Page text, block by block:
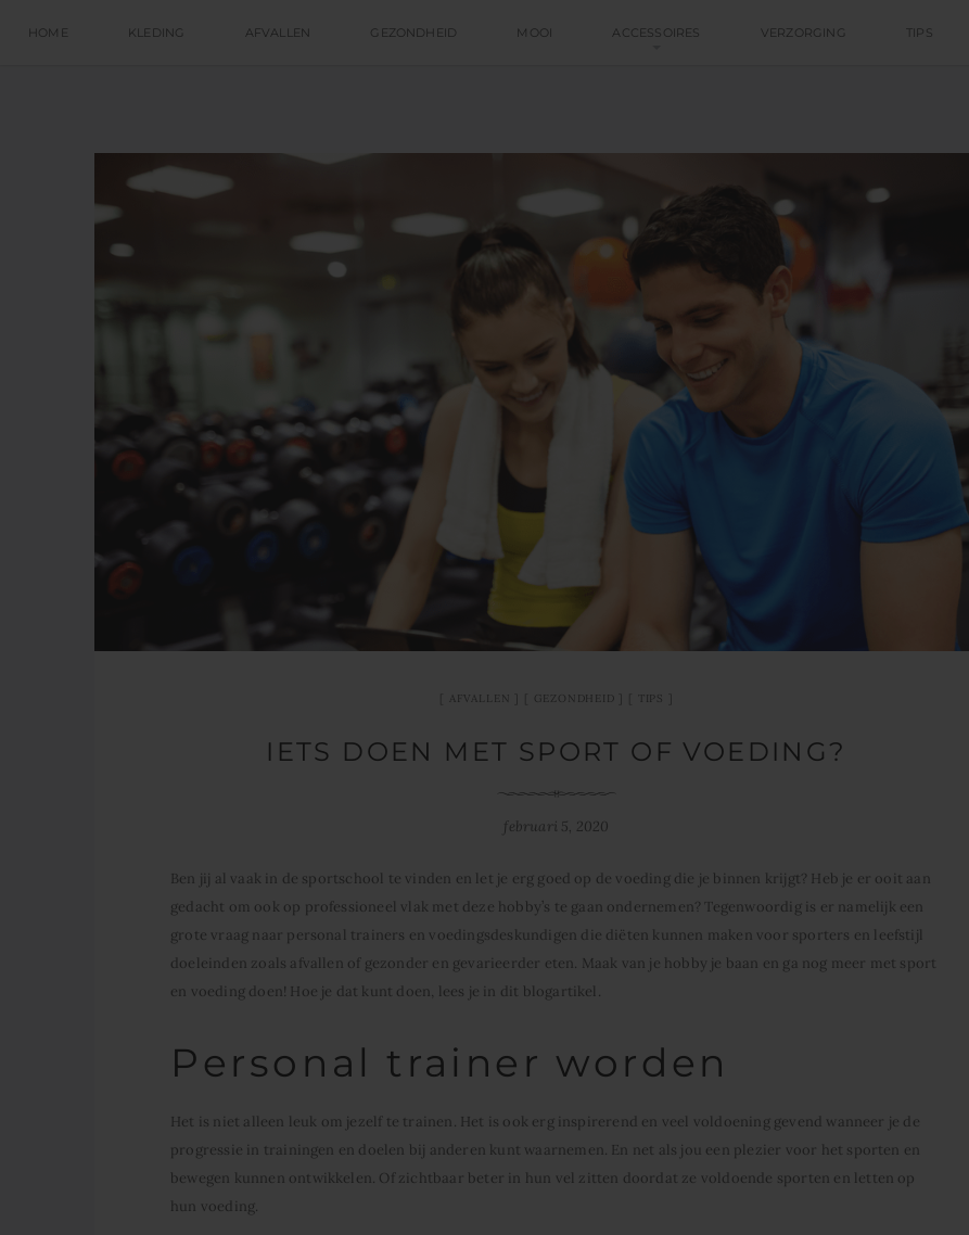
HOME KLEDING AFVALLEN GEZONDHEID MOOI ACCESSOIRES VERZORGING TIPS
AFVALLEN GEZONDHEID TIPS
IETS DOEN MET SPORT OF VOEDING?
februari 5, 2020
Ben jij al vaak in de sportschool te vinden en let je erg goed op de voeding die je binnen krijgt? Heb je er ooit aan
gedacht om ook op professioneel vlak met deze hobby’s te gaan ondernemen? Tegenwoordig is er namelijk een
grote vraag naar personal trainers en voedingsdeskundigen die diëten kunnen maken voor sporters en leefstijl
doeleinden zoals afvallen of gezonder en gevarieerder eten. Maak van je hobby je baan en ga nog meer met sport
en voeding doen! Hoe je dat kunt doen, lees je in dit blogartikel.
Personal trainer worden
Het is niet alleen leuk om jezelf te trainen. Het is ook erg inspirerend en veel voldoening gevend wanneer je de
progressie in trainingen en doelen bij anderen kunt waarnemen. En net als jou een plezier voor het sporten en
bewegen kunnen ontwikkelen. Of zichtbaar beter in hun vel zitten doordat ze voldoende sporten en letten op
hun voeding.